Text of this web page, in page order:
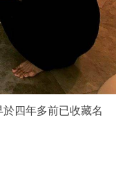
四年多前已收藏名